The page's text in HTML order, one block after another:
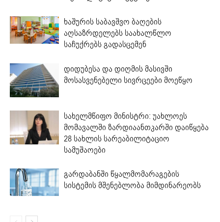
ხაშურის საბავშვო ბაღების
აღსაზრდელებს საახალწლო
საჩუქრებს გადასცემენ
დიდუბესა და დიღმის მასივში
მოსასვენებელი სივრცეები მოეწყო
სახელმწიფო მინისტრი: უახლოეს
მომავალში ზარდიაანთკარში დაიწყება
28 სახლის სარეაბილიტაციო
სამუშაოები
გარდაბანში წყალმომარაგების
სისტემის მშენებლობა მიმდინარეობს